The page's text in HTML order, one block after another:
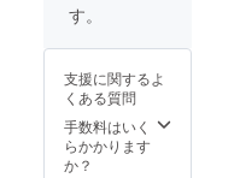
ステ
リプロ
ピレン
カ
ラー：
サンド
す。
支援に関するよ
くある質問
手数料はいく
らかかります
か？